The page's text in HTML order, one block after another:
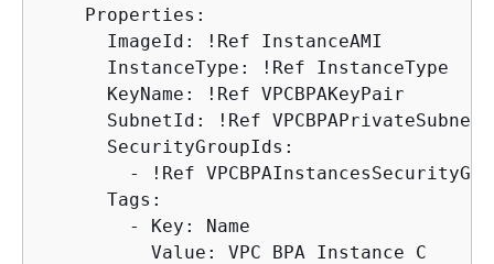
    Properties:
      ImageId: !Ref InstanceAMI
      InstanceType: !Ref InstanceType
      KeyName: !Ref VPCBPAKeyPair
      SubnetId: !Ref VPCBPAPrivateSubnetC
      SecurityGroupIds:
- !Ref
      Tags:
        - Key: Name
          Value: VPC BPA Instance C